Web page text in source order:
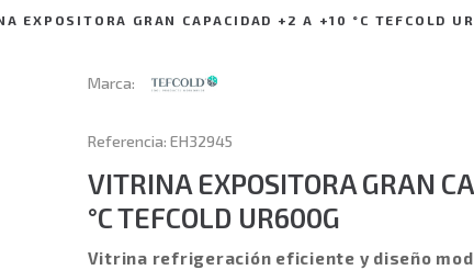
EXPOSITORA GRAN CAPACIDAD +2 A +10 °C TEFCOLD
Marca:
Referencia: EH32945
VITRINA EXPOSITORA GRAN
°C TEFCOLD UR600G
Vitrina refrigeración eficiente y diseño